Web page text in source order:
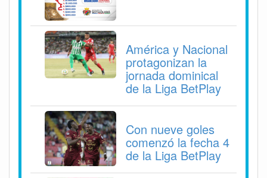
América y Nacional
protagonizan la
jornada dominical
de la Liga BetPlay
Con nueve goles
comenzó la fecha 4
de la Liga BetPlay